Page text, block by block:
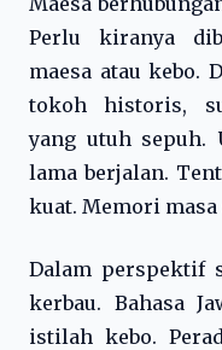
Perlu kiranya
maesa atau kebo.
tokoh historis,
yang utuh sepuh.
lama berjalan.
kuat. Memori
Dalam perspektif
kerbau. Bahasa
istilah kebo.